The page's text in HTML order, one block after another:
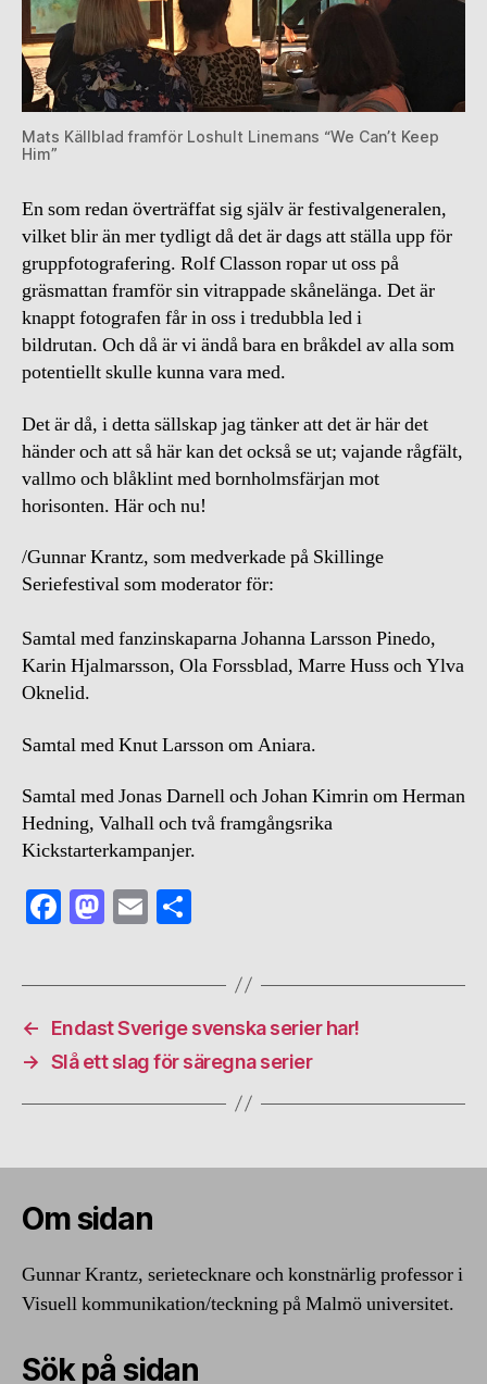
Mats Källblad framför Loshult Linemans “We Can’t Keep
Him”
En som redan överträffat sig själv är festivalgeneralen,
vilket blir än mer tydligt då det är dags att ställa upp för
gruppfotografering. Rolf Classon ropar ut oss på
gräsmattan framför sin vitrappade skånelänga. Det är
knappt fotografen får in oss i tredubbla led i
bildrutan. Och då är vi ändå bara en bråkdel av alla som
potentiellt skulle kunna vara med.
Det är då, i detta sällskap jag tänker att det är här det
händer och att så här kan det också se ut; vajande rågfält,
vallmo och blåklint med bornholmsfärjan mot
horisonten. Här och nu!
/Gunnar Krantz, som medverkade på Skillinge
Seriefestival som moderator för:
Samtal med fanzinskaparna Johanna Larsson Pinedo,
Karin Hjalmarsson, Ola Forssblad, Marre Huss och Ylva
Oknelid.
Samtal med Knut Larsson om Aniara.
Samtal med Jonas Darnell och Johan Kimrin om Herman
Hedning, Valhall och två framgångsrika
Kickstarterkampanjer.
Fa
bo
ok
M
to
do
n
E
ail re
←
Endast Sverige svenska serier har!
→ Slå ett slag för säregna serier
Om sidan
Gunnar Krantz, serietecknare och konstnärlig professor i
Visuell kommunikation/teckning på Malmö universitet.
Sök på sidan